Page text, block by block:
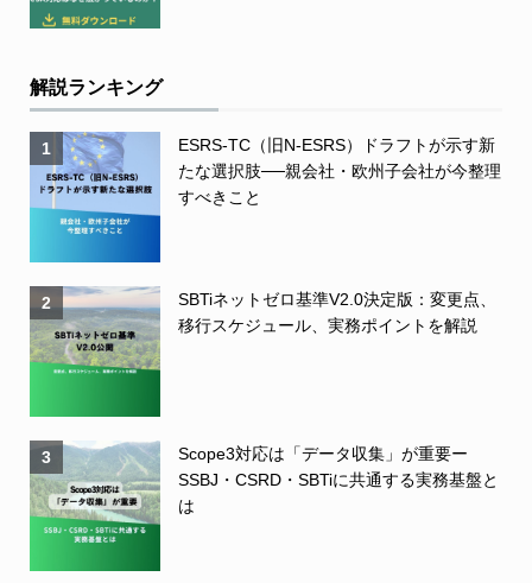
解説ランキング
1
ESRS-TC（旧N-ESRS）ドラフトが示す新
たな選択肢──親会社・欧州子会社が今整理
すべきこと
2
SBTiネットゼロ基準V2.0決定版：変更点、
移行スケジュール、実務ポイントを解説
3
Scope3対応は「データ収集」が重要ー
SSBJ・CSRD・SBTiに共通する実務基盤と
は